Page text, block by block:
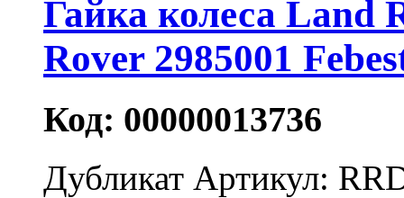
Гайка колеса Land
Rover 2985001
Код: 00000013736
Дубликат Артикул: